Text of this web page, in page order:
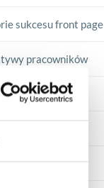
sukcesu front page
pracowników
code&no-code
Microsoft